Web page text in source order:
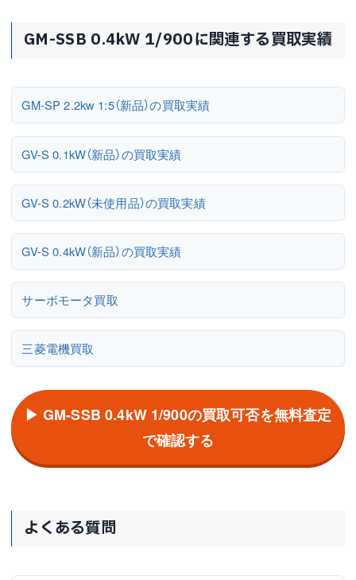
GM-SSB 0.4kW 1/900に関連する買取実績
GM-SP 2.2kw 1:5（新品）の買取実績
GV-S 0.1kW（新品）の買取実績
GV-S 0.2kW（未使用品）の買取実績
GV-S 0.4kW（新品）の買取実績
サーボモータ買取
三菱電機買取
▶ GM-SSB 0.4kW 1/900の買取可否を無料査定
で確認する
よくある質問